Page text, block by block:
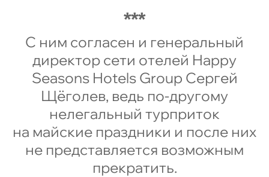
С ним согласен и генеральный
директор сети отелей Happy
Seasons Hotels Group Сергей
Щёголев, ведь по-другому
нелегальный турприток
на майские праздники и после них
не представляется возможным
прекратить.